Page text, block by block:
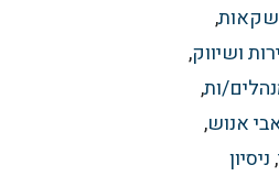
,
ושיווק,
ות,
אנוש,
,ניסיון